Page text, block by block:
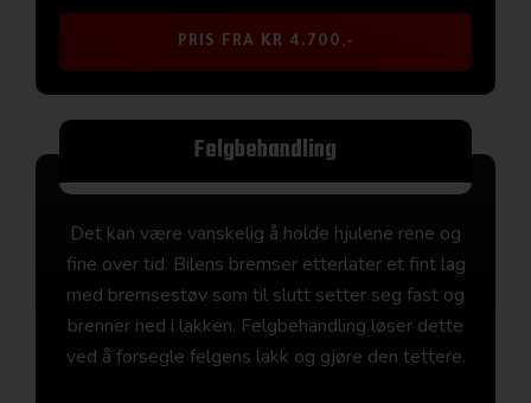
PRIS FRA KR 4.700,-
Felgbehandling
Det kan være vanskelig å holde hjulene rene og
fine over tid. Bilens bremser etterlater et fint lag
med bremsestøv som til slutt setter seg fast og
brenner ned i lakken. Felgbehandling løser dette
ved å forsegle felgens lakk og gjøre den tettere.